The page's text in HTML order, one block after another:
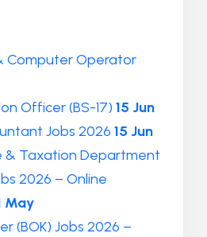
Computer Operator
Officer (BS-17) 15 Jun
Jobs 2026 15 Jun
& Taxation Department
2026 – Online
May
(BOK) Jobs 2026 –